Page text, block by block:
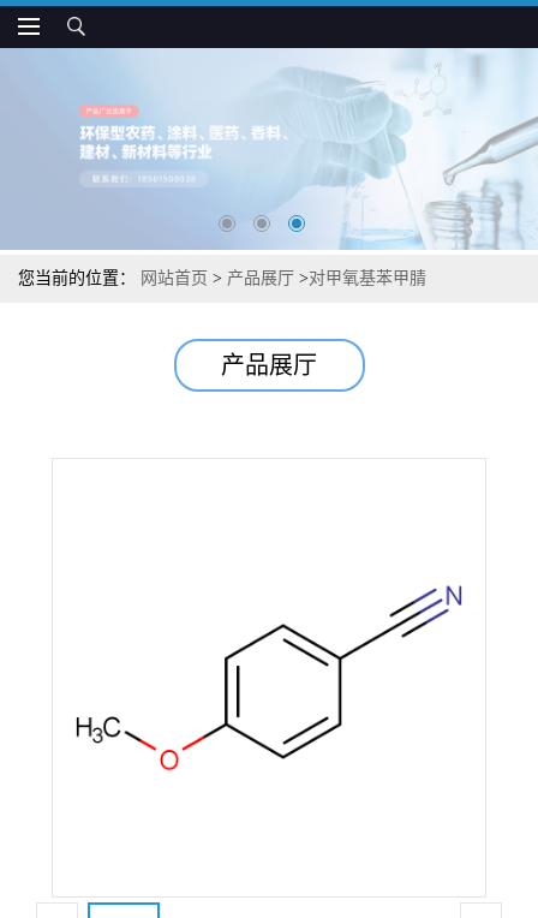
您当前的位置： 网站首页 > 产品展厅 >对甲氧基苯甲腈
产品展厅